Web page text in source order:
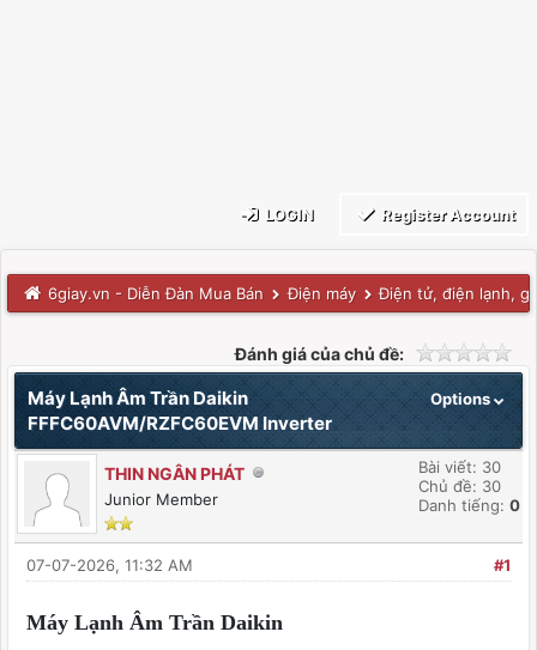
LOGIN Register Account
6giay.vn - Diễn Đàn Mua Bán Điện máy Điện tử, điện lạnh,
Đánh giá của chủ đề:
Options
Máy Lạnh Âm Trần Daikin
FFFC60AVM/RZFC60EVM Inverter
THIN NGÂN PHÁT
Junior Member
Bài viết: 30
Chủ đề: 30
Danh tiếng: 0
#1
07-07-2026, 11:32 AM
Máy Lạnh Âm Trần Daikin